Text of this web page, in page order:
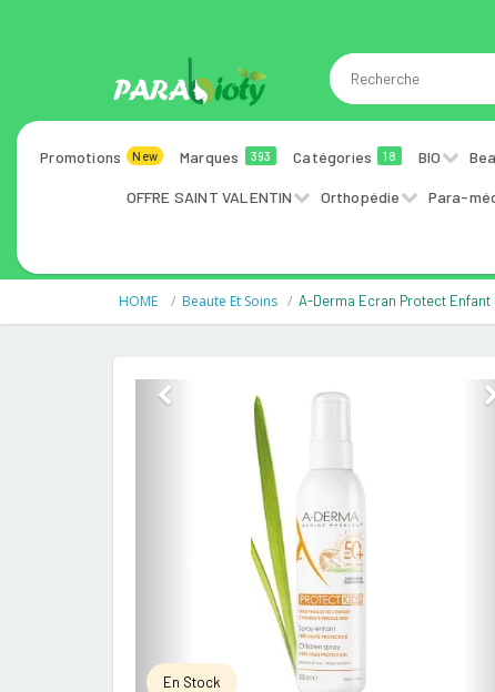
Promotions New Marques 393 Catégories 18 BIO
OFFRE SAINT VALENTIN Orthopédie Para-
HOME Beaute Et Soins A-Derma Ecran Protect Enfant
Previous
En Stock